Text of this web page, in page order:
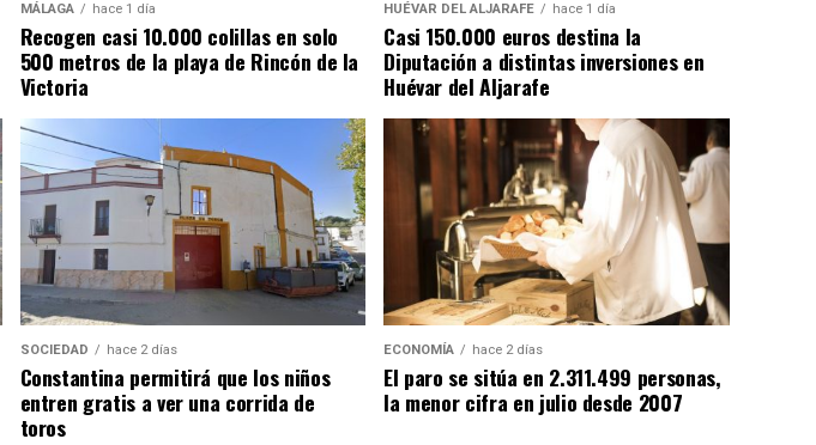
MÁLAGA hace 1 día
Recogen casi 10.000 colillas en solo
500 metros de la playa de Rincón de la
Victoria
HUÉVAR DEL ALJARAFE hace 1 día
Casi 150.000 euros destina la
Diputación a distintas inversiones en
Huévar del Aljarafe
SOCIEDAD hace 2 días
Constantina permitirá que los niños
entren gratis a ver una corrida de
toros
ECONOMÍA hace 2 días
El paro se sitúa en 2.311.499 personas,
la menor cifra en julio desde 2007